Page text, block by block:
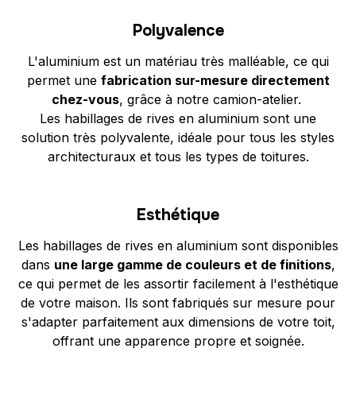
Polyvalence
L'aluminium est un matériau très malléable, ce qui
permet une fabrication sur-mesure directement
chez-vous, grâce à notre camion-atelier.
Les habillages de rives en aluminium sont une
solution très polyvalente, idéale pour tous les styles
architecturaux et tous les types de toitures.
Esthétique
Les habillages de rives en aluminium sont disponibles
dans une large gamme de couleurs et de finitions,
ce qui permet de les assortir facilement à l'esthétique
de votre maison. Ils sont fabriqués sur mesure pour
s'adapter parfaitement aux dimensions de votre toit,
offrant une apparence propre et soignée.